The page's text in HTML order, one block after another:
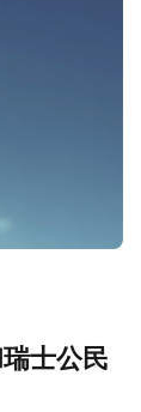
士公民